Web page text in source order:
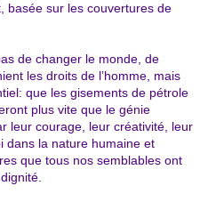
basée sur les couvertures de
de changer le monde, de
les droits de l’homme, mais
que les gisements de pétrole
plus vite que le génie
leur courage, leur créativité, leur
dans la nature humaine et
que tous nos semblables ont